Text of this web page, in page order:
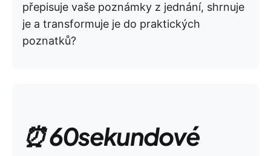
přepisuje vaše poznámky z jednání, shrnuje
je a transformuje je do praktických
poznatků?
⏰ 60sekundové